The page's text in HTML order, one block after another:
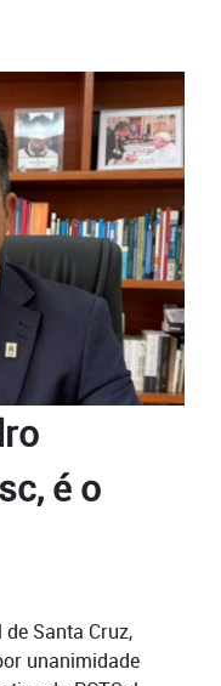
é o
Santa Cruz,
unanimidade